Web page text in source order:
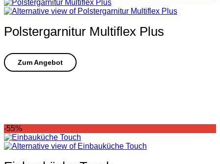
Polstergarnitur Multiflex Plus
-55%